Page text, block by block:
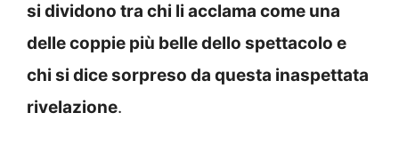
si dividono tra chi li acclama come una
delle coppie più belle dello spettacolo e
chi si dice sorpreso da questa inaspettata
rivelazione.